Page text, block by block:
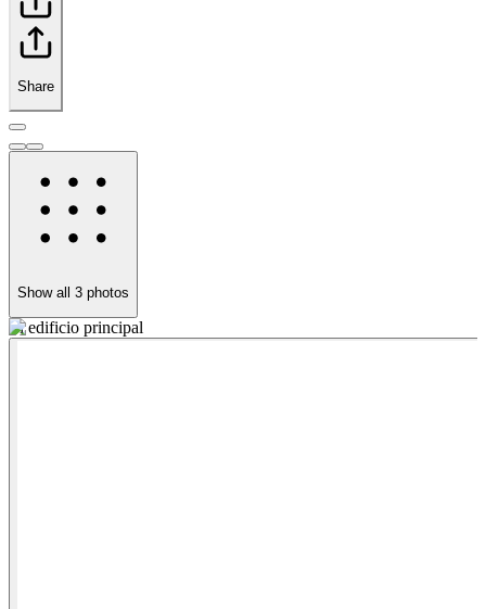
Share
Show all 3 photos
El edificio principal